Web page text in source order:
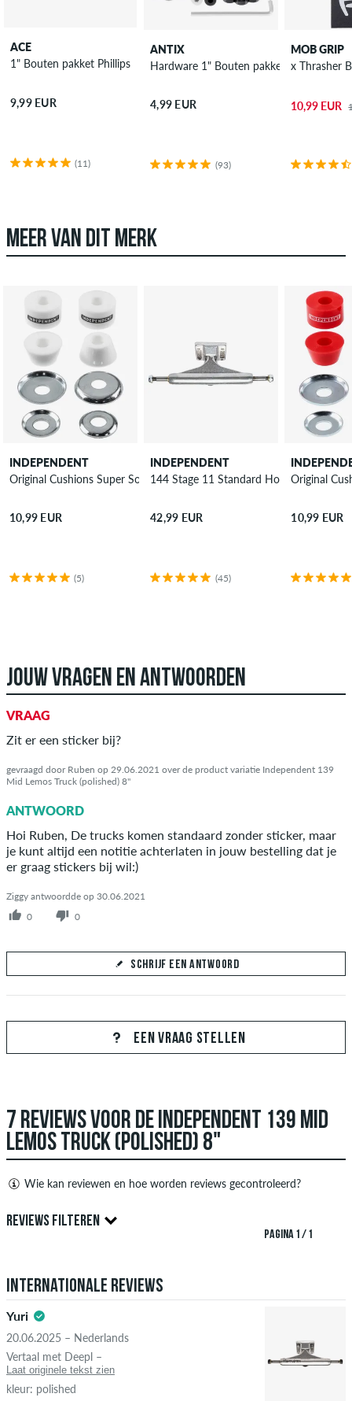
ACE
1" Bouten pakket Phillips
9,99 EUR
(11)
ANTIX
Hardware 1" Bouten pakket allen
4,99 EUR
(93)
MOB GRIP
x
10,99 EUR
MEER VAN DIT MERK
INDEPENDENT
Original Cushions Super Soft Bushings 4 Pack 88A
10,99 EUR
(5)
INDEPENDENT
144 Stage 11 Standard Hollow Truck
42,99 EUR
(45)
Original
10,99 EUR
JOUW VRAGEN EN ANTWOORDEN
VRAAG
Zit er een sticker bij?
gevraagd door Ruben op 29.06.2021 over de product variatie Independent 139
Mid Lemos Truck (polished) 8"
ANTWOORD
Hoi Ruben, De trucks komen standaard zonder sticker, maar
je kunt altijd een notitie achterlaten in jouw bestelling dat je
er graag stickers bij wil:)
Ziggy antwoordde op 30.06.2021
0
0
SCHRIJF EEN ANTWOORD
Beantwoord hier de vraag van Ruben
SCHRIJF EEN ANTWOORD
EEN VRAAG STELLEN
7 REVIEWS VOOR DE INDEPENDENT 139 MID
LEMOS TRUCK (POLISHED) 8"
Wie kan reviewen en hoe worden reviews gecontroleerd?
reviews aanmaken. Ze worden gepubliceerd na onze controle.
die de toepasselijke wetgeving of auteursrechten schenden
en die spam en advertenties van derden bevatten, worden
Als de recensie afkomstig is van een persoon die dit artikel
REVIEWS FILTEREN
5.0
STERREN
PAGINA 1 / 1
Internationale reviews
Yuri
20.06.2025 – Nederlands
Vertaal met Deepl –
Laat originele tekst zien
kleur: polished